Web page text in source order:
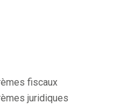
fiscaux
juridiques